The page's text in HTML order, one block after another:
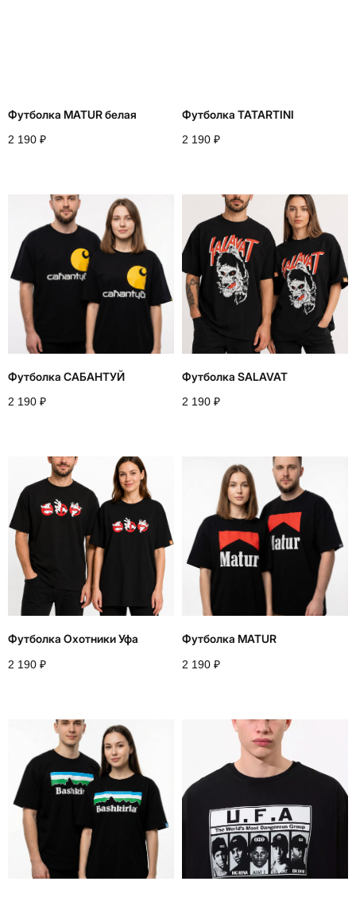
Футболка MATUR белая
2 190 ₽
Футболка TATARTINI
2 190 ₽
Футболка САБАНТУЙ
2 190 ₽
Футболка SALAVAT
2 190 ₽
Футболка Охотники Уфа
2 190 ₽
Футболка MATUR
2 190 ₽